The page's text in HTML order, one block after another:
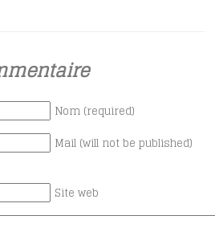
Nom (required)
Mail (will not be published)
Site web